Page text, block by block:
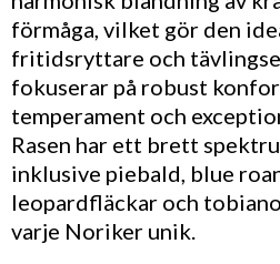
förmåga, vilket gör den
fritidsryttare och
fokuserar på robust
temperament och
Rasen har ett brett
inklusive piebald, blue
leopardfläckar och
varje Noriker unik.